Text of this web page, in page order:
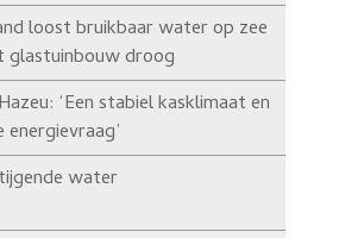
loost bruikbaar water op zee
glastuinbouw droog
‘Een stabiel kasklimaat en
energievraag’
water